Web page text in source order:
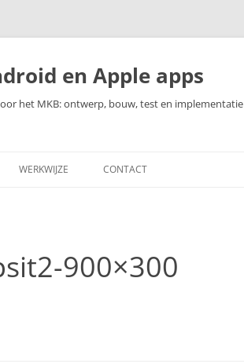
en Apple apps
het MKB: ontwerp, bouw, test en implementatie
WERKWIJZE CONTACT
900×300